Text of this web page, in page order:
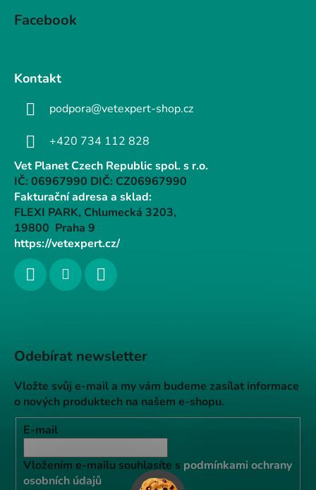
Facebook
Kontakt
podpora@vetexpert-shop.cz
+420 734 112 828
Vet Planet Czech Republic spol. s r.o.
IČ: 06967990 DIČ: CZ06967990
Fakturační adresa a sklad:
FLEXI PARK, Chlumecká 3203,
19800 Praha 9
https://vetexpert.cz/
Odebírat newsletter
Vložte svůj e-mail a my vám budeme zasílat informace
o nových produktech na našem e-shopu.
E-mail
Vložením e-mailu souhlasíte s podmínkami ochrany
osobních údajů